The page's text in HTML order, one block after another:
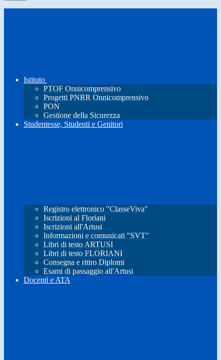
Istituto
PTOF Onnicomprensivo
Progetti PNRR Onnicomprensivo
PON
Gestione della Sicurezza
Studentesse, Studenti e Genitori
Registro elettronico "ClasseViva"
Iscrizioni al Floriani
Iscrizioni all'Artusi
Informazioni e comunicati "SVT"
Libri di testo ARTUSI
Libri di testo FLORIANI
Consegna e ritiro Diplomi
Esami di passaggio all'Artusi
Docenti e ATA